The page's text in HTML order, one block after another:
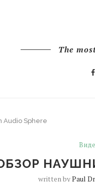
The
Audio Sphere
written byPaul